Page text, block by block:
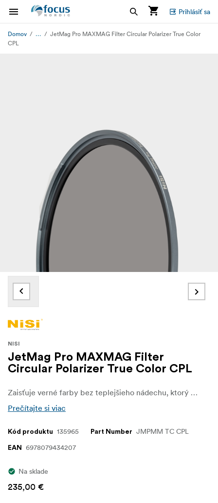
Prihlásiť sa
Domov ...
JetMag Pro MAXMAG Filter Circular Polarizer True Color
CPL
NISI
JetMag Pro MAXMAG Filter
Circular Polarizer True Color CPL
Zaisťuje verné farby bez teplejšieho nádechu, ktorý je typický pre mnohé iné CPL filtre. Filtry JETMAG od NiSi sú určené pre fotografov a kameramanov, ktorí vyžadujú rýchlosť, stabilitu a univerzálnosť pri každom zábere. Vďaka jedinečnej magnetickej konštrukcii umožňujú tieto filtre rýchlu a bezpečnú výmenu, čo tvorcom umožňuje plynule sa prispôsobovať meniacim sa svetelným a fotografickým podmienkam.
Prečítajte si viac
Kód produktu 135965 Part Number JMPMM TC CPL
EAN 6978079434207
Na sklade
235,00 €